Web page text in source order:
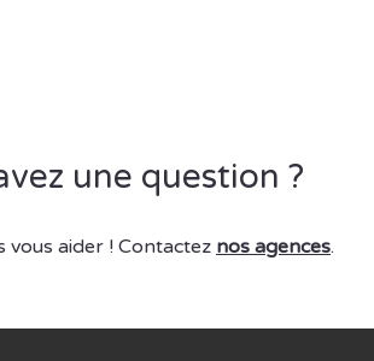
une question ?
vous aider ! Contactez nos agences.